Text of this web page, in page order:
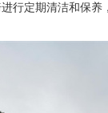
行定期清洁和保养